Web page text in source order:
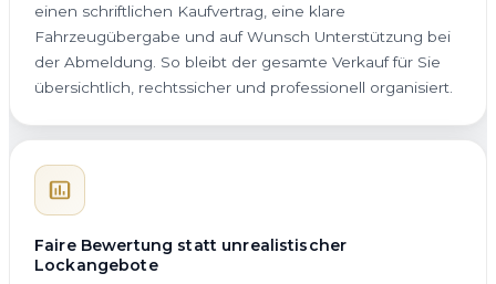
einen schriftlichen Kaufvertrag, eine klare
Fahrzeugübergabe und auf Wunsch Unterstützung bei
der Abmeldung. So bleibt der gesamte Verkauf für Sie
übersichtlich, rechtssicher und professionell organisiert.
Faire Bewertung statt unrealistischer
Lockangebote